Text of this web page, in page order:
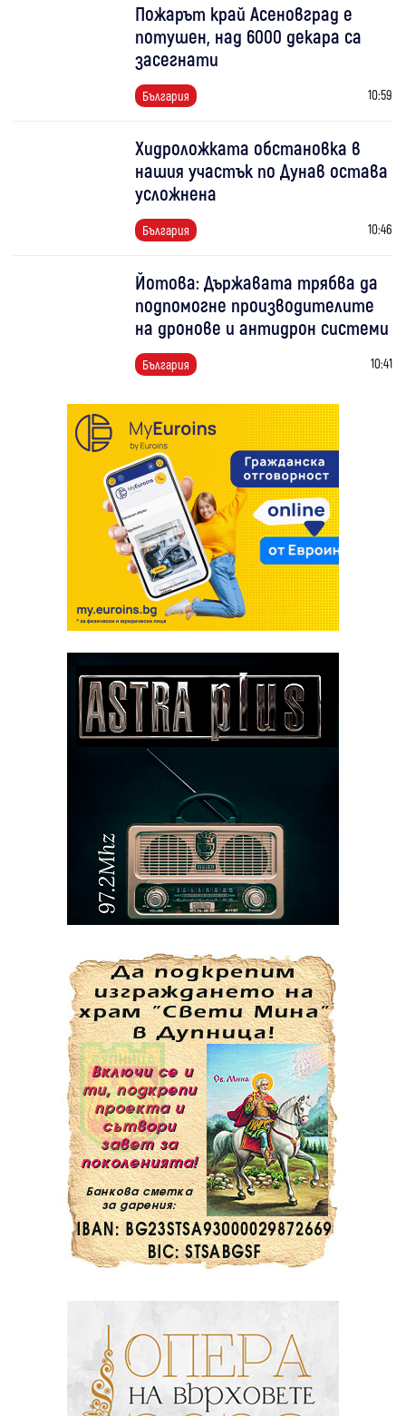
Пожарът край Асеновград е
потушен, над 6000 декара са
засегнати
България 10:59
Хидроложката обстановка в
нашия участък по Дунав остава
усложнена
България 10:46
Йотова: Държавата трябва да
подпомогне производителите
на дронове и антидрон системи
България 10:41